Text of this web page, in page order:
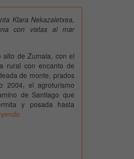
Klara Nekazaletxea,
con vistas al mar
alto de Zumaia, con el
rural con encanto de
de monte, prados
2004, el agroturismo
de Santiago que
y posada hasta